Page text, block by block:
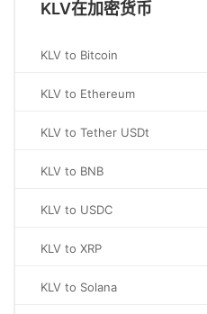
KLV在加密货币
KLV to Bitcoin
KLV to Ethereum
KLV to Tether USDt
KLV to BNB
KLV to USDC
KLV to XRP
KLV to Solana